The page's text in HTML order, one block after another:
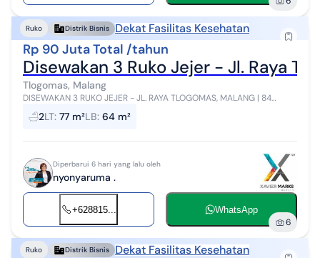
Ruko Distrik Bisnis Dekat Fasilitas Kesehatan
Rp 90 Juta Total /tahun
Disewakan 3 Ruko Jejer - Jl. Raya
Tlogomas, Malang
DISEWAKAN 3 RUKO JEJER - JL. RAYA TLOGOMAS, MALANG | 84
Lokasi strategis di Jl. Raya Tlogomas, cocok untuk berbagai
kebutuhan usaha seperti kantor...
2LT: 77 m²LB: 64 m²
Diperbarui 6 hari yang lalu oleh
nyonyaruma .
+628815... WhatsApp
6
Ruko Distrik Bisnis Dekat Fasilitas Kesehatan